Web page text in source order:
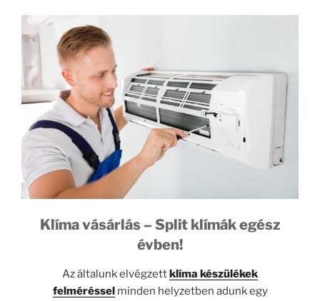
Klíma vásárlás – Split klímák egész
évben!
Az általunk elvégzett klíma készülékek
felméréssel minden helyzetben adunk egy